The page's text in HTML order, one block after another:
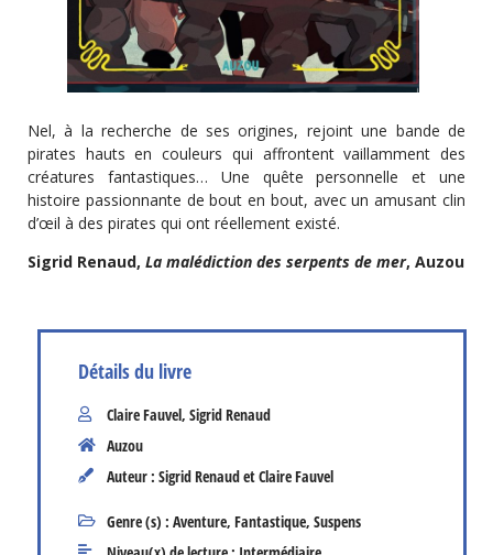
Nel, à la recherche de ses origines, rejoint une bande de
pirates hauts en couleurs qui affrontent vaillamment des
créatures fantastiques… Une quête personnelle et une
histoire passionnante de bout en bout, avec un amusant clin
d’œil à des pirates qui ont réellement existé.
Sigrid Renaud, La malédiction des serpents de mer, Auzou
Détails du livre
Claire Fauvel, Sigrid Renaud
Auzou
Auteur : Sigrid Renaud et Claire Fauvel
Genre (s) : Aventure, Fantastique, Suspens